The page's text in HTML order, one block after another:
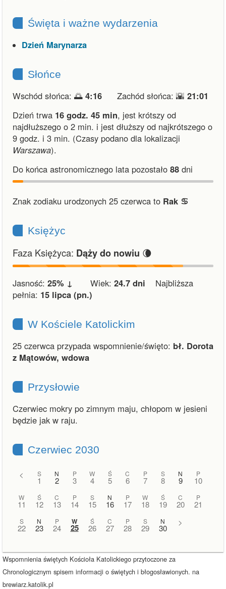
Święta i ważne wydarzenia
Dzień Marynarza
Słońce
Wschód słońca: 🌅 4:16 Zachód słońca: 🌇 21:01
Dzień trwa 16 godz. 45 min, jest krótszy od
najdłuższego o 2 min. i jest dłuższy od najkrótszego o
9 godz. i 3 min. (Czasy podano dla lokalizacji
Warszawa).
Do końca astronomicznego lata pozostało 88 dni
Znak zodiaku urodzonych 25 czerwca to Rak ♋︎
Księżyc
Faza Księżyca: Dąży do nowiu 🌘
Jasność: 25% ↓ Wiek: 24.7 dni Najbliższa
pełnia: 15 lipca (pn.)
W Kościele Katolickim
25 czerwca przypada wspomnienie/święto: bł. Dorota
z Mątowów, wdowa
Przysłowie
Czerwiec mokry po zimnym maju, chłopom w jesieni
będzie jak w raju.
Czerwiec 2030
< S
1
N
2
P
3
W
4
Ś
5
C
6
P
7
S
8
N
9
P
10
W
11
Ś
12
C
13
P
14
S
15
N
16
P
17
W
18
Ś
19
C
20
P
21
S
22
N
23
P
24
W
25
Ś
26
C
27
P
28
S
29
N
30
>
Wspomnienia świętych Kościoła Katolickiego przytoczone za
Chronologicznym spisem informacji o świętych i błogosławionych. na
brewiarz.katolik.pl